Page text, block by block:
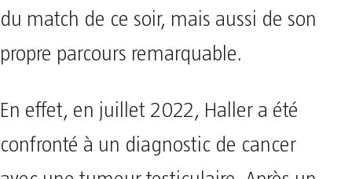
du match de ce soir, mais aussi de son
propre parcours remarquable.
En effet, en juillet 2022, Haller a été
confronté à un diagnostic de cancer